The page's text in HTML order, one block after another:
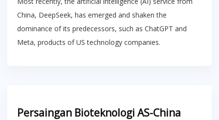
China, DeepSeek, has emerged and shaken the
dominance of its predecessors, such as ChatGPT and
Meta, products of US technology companies.
Persaingan Bioteknologi AS-China